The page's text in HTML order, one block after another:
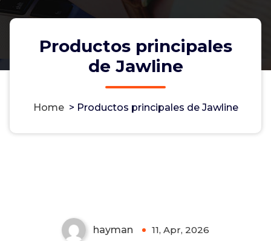
Productos principales
de Jawline
Home> Productos principales de Jawline
hayman 11, Apr, 2026